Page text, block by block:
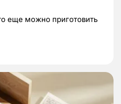
еще можно приготовить